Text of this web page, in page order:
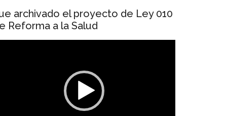
archivado el proyecto de Ley 010
Reforma a la Salud